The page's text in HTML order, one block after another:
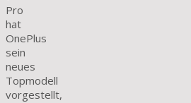
Pro
hat
OnePlus
sein
neues
Topmodell
vorgestellt,